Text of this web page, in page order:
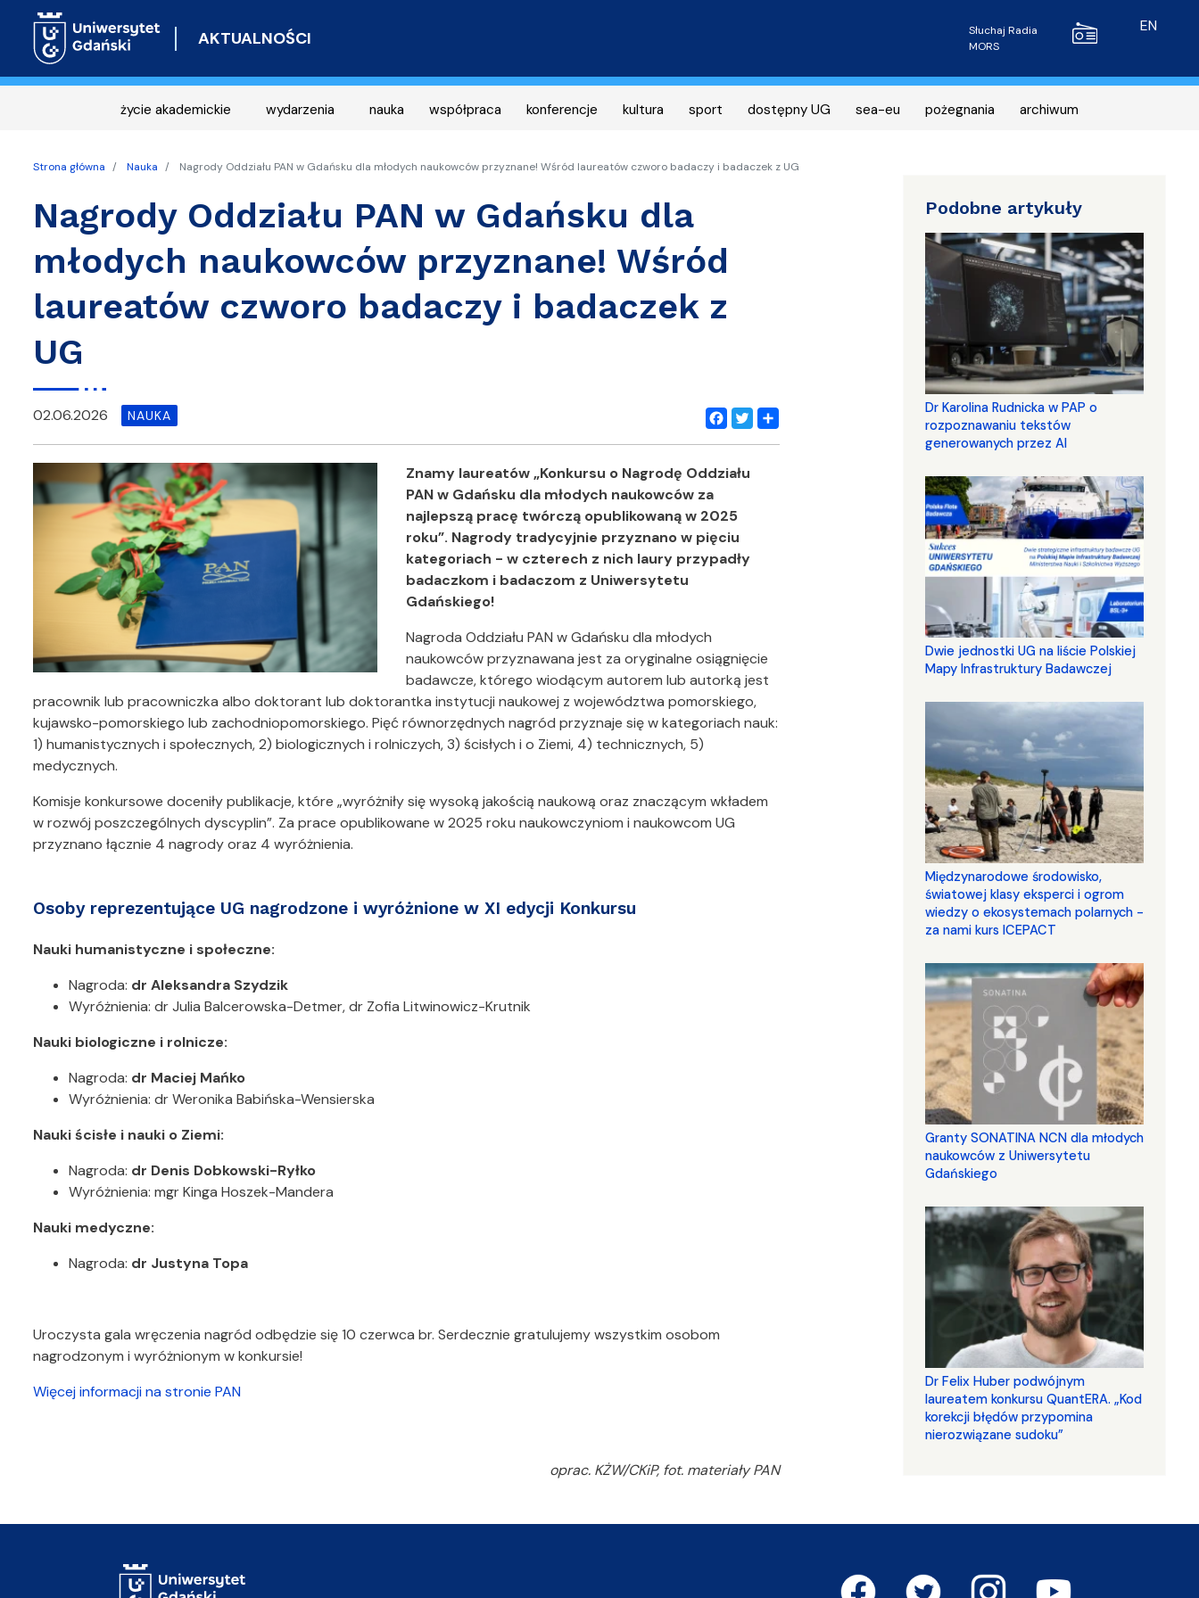
AKTUALNOŚCI Radio MORS
Słuchaj Radia
MORS
EN
życie akademickie wydarzenia nauka współpraca konferencje kultura sport dostępny UG sea-eu pożegnania archiwum
Strona główna Nauka Nagrody Oddziału PAN w Gdańsku dla młodych naukowców przyznane! Wśród laureatów czworo badaczy i badaczek z UG
Nagrody Oddziału PAN w Gdańsku dla
młodych naukowców przyznane! Wśród
laureatów czworo badaczy i badaczek z
UG
Facebook
Twitter
Share
02.06.2026 NAUKA
Znamy laureatów „Konkursu o Nagrodę Oddziału
PAN w Gdańsku dla młodych naukowców za
najlepszą pracę twórczą opublikowaną w 2025
roku”. Nagrody tradycyjnie przyznano w pięciu
kategoriach - w czterech z nich laury przypadły
badaczkom i badaczom z Uniwersytetu
Gdańskiego!
Nagroda Oddziału PAN w Gdańsku dla młodych
naukowców przyznawana jest za oryginalne osiągnięcie
badawcze, którego wiodącym autorem lub autorką jest
pracownik lub pracowniczka albo doktorant lub doktorantka instytucji naukowej z województwa pomorskiego,
kujawsko-pomorskiego lub zachodniopomorskiego. Pięć równorzędnych nagród przyznaje się w kategoriach nauk:
1) humanistycznych i społecznych, 2) biologicznych i rolniczych, 3) ścisłych i o Ziemi, 4) technicznych, 5)
medycznych.
Komisje konkursowe doceniły publikacje, które „wyróżniły się wysoką jakością naukową oraz znaczącym wkładem
w rozwój poszczególnych dyscyplin”. Za prace opublikowane w 2025 roku naukowczyniom i naukowcom UG
przyznano łącznie 4 nagrody oraz 4 wyróżnienia.
Osoby reprezentujące UG nagrodzone i wyróżnione w XI edycji Konkursu
Nauki humanistyczne i społeczne:
Nagroda: dr Aleksandra Szydzik
Wyróżnienia: dr Julia Balcerowska-Detmer, dr Zofia Litwinowicz-Krutnik
Nauki biologiczne i rolnicze:
Nagroda: dr Maciej Mańko
Wyróżnienia: dr Weronika Babińska-Wensierska
Nauki ścisłe i nauki o Ziemi:
Nagroda: dr Denis Dobkowski-Ryłko
Wyróżnienia: mgr Kinga Hoszek-Mandera
Nauki medyczne:
Nagroda: dr Justyna Topa
Uroczysta gala wręczenia nagród odbędzie się 10 czerwca br. Serdecznie gratulujemy wszystkim osobom
nagrodzonym i wyróżnionym w konkursie!
Więcej informacji na stronie PAN
oprac. KŻW/CKiP, fot. materiały PAN
Podobne artykuły
Dr Karolina Rudnicka w PAP o
rozpoznawaniu tekstów
generowanych przez AI
Dwie jednostki UG na liście Polskiej
Mapy Infrastruktury Badawczej
Międzynarodowe środowisko,
światowej klasy eksperci i ogrom
wiedzy o ekosystemach polarnych -
za nami kurs ICEPACT
Granty SONATINA NCN dla młodych
naukowców z Uniwersytetu
Gdańskiego
Dr Felix Huber podwójnym
laureatem konkursu QuantERA. „Kod
korekcji błędów przypomina
nierozwiązane sudoku”